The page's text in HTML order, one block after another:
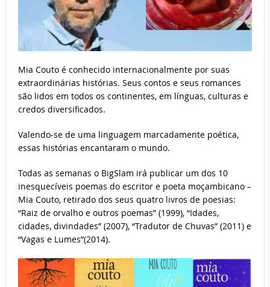
Mia Couto é conhecido internacionalmente por suas
extraordinárias histórias. Seus contos e seus romances
são lidos em todos os continentes, em línguas, culturas e
credos diversificados.
Valendo-se de uma linguagem marcadamente poética,
essas histórias encantaram o mundo.
Todas as semanas o BigSlam irá publicar um dos 10
inesquecíveis poemas do escritor e poeta moçambicano –
Mia Couto, retirado dos seus quatro livros de poesias:
“Raiz de orvalho e outros poemas” (1999), “Idades,
cidades, divindades” (2007), “Tradutor de Chuvas” (2011) e
“Vagas e Lumes”(2014).